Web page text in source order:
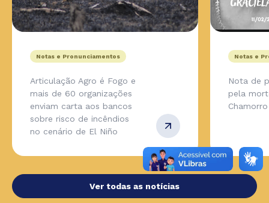
Notas e Pronunciamentos
Articulação Agro é Fogo e
mais de 60 organizações
enviam carta aos bancos
sobre risco de incêndios
no cenário de El Niño
Notas e
Nota de
pela
Chamorro
Ver todas as notícias